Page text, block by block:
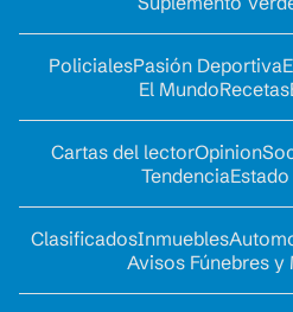
PolicialesPasión Deportiva
El MundoRecetas
Cartas del lectorOpinion
Tendencia
ClasificadosInmuebles
Avisos Fúnebres y